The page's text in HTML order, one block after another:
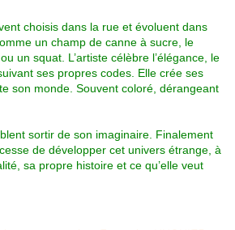
choisis dans la rue et évoluent dans
un champ de canne à sucre, le
un squat. L’artiste célèbre l’élégance, le
ses propres codes. Elle crée ses
son monde. Souvent coloré, dérangeant
sortir de son imaginaire. Finalement
de développer cet univers étrange, à
sa propre histoire et ce qu’elle veut